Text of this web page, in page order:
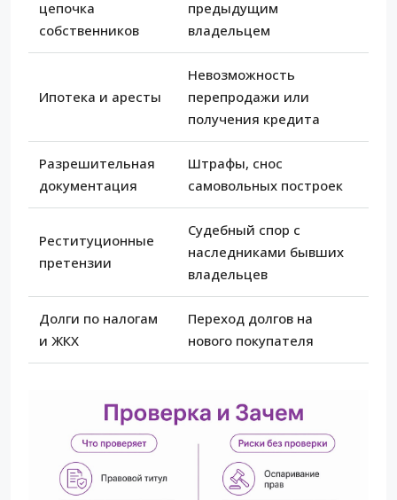
цепочка
собственников
предыдущим
владельцем
Ипотека и аресты
Невозможность
перепродажи или
получения кредита
Разрешительная
документация
Штрафы, снос
самовольных построек
Реституционные
претензии
Судебный спор с
наследниками бывших
владельцев
Долги по налогам
и ЖКХ
Переход долгов на
нового покупателя